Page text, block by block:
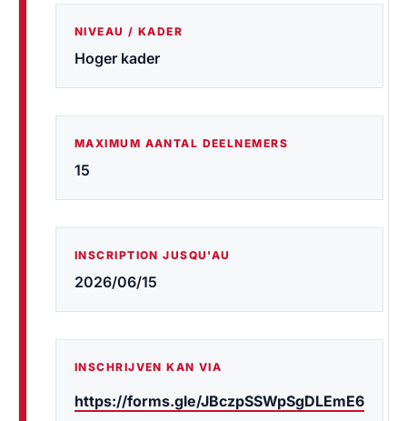
NIVEAU / KADER
Hoger kader
MAXIMUM AANTAL DEELNEMERS
15
INSCRIPTION JUSQU'AU
2026/06/15
INSCHRIJVEN KAN VIA
https://forms.gle/JBczpSSWpSgDLEmE6